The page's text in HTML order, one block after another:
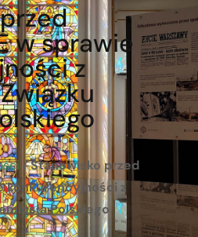
w sprawie
z
/Stanowisko przed
konkurencyjności z
Polskiego